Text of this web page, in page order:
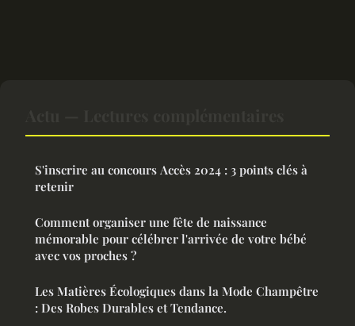
S'inscrire au concours Accès 2024 : 3 points clés à
retenir
Comment organiser une fête de naissance
mémorable pour célébrer l'arrivée de votre bébé
avec vos proches ?
Les Matières Écologiques dans la Mode Champêtre
: Des Robes Durables et Tendance.